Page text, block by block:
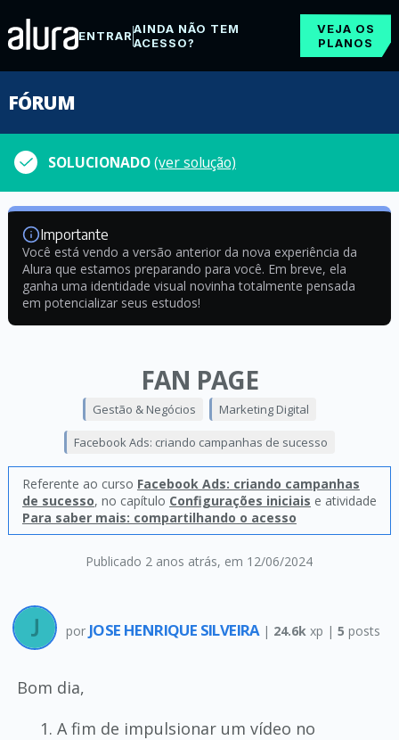
ENTRARAINDA NÃO TEM
ACESSO?
VEJA OS
PLANOS
FÓRUM
SOLUCIONADO(ver solução)
Importante
Você está vendo a versão anterior da nova experiência da
Alura que estamos preparando para você. Em breve, ela
ganha uma identidade visual novinha totalmente pensada
em potencializar seus estudos!
FAN PAGE
Publicado 2 anos atrás, em 12/06/2024
Gestão & Negócios Marketing Digital
Facebook Ads: criando campanhas de sucesso
Referente ao curso Facebook Ads: criando campanhas
de sucesso, no capítulo Configurações iniciais e atividade
Para saber mais: compartilhando o acesso
por JOSE HENRIQUE SILVEIRA | 24.6k xp |5 posts
Bom dia,
A fim de impulsionar um vídeo no